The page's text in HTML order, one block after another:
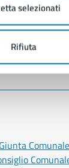
selezionati
Rifiuta
Comunale